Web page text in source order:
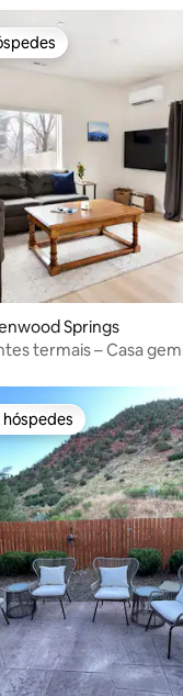
Springs
termais – Casa
preferidos dos